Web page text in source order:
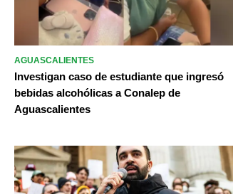
AGUASCALIENTES
Investigan caso de estudiante que ingresó
bebidas alcohólicas a Conalep de
Aguascalientes